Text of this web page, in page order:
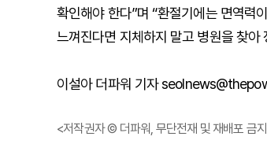
확인해야 한다”며 “환절기에는 면역력
느껴진다면 지체하지 말고 병원을 찾아
이설아 더파워 기자
<저작권자 © 더파워, 무단전재 및 재배포 금